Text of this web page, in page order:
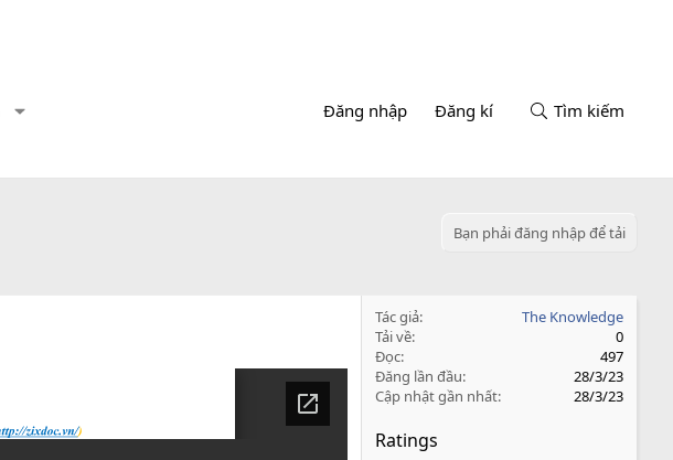
Đăng nhập Đăng kí Tìm kiếm
Bạn phải đăng nhập để tải
Tác giả
The Knowledge
Tải về
0
Đọc
497
Đăng lần đầu
28/3/23
Cập nhật gần nhất
28/3/23
Ratings